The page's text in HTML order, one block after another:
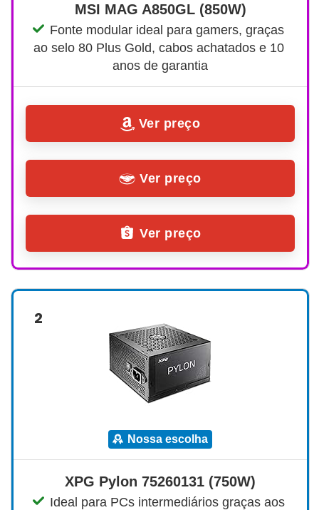
MSI MAG A850GL (850W)
Fonte modular ideal para gamers, graças
ao selo 80 Plus Gold, cabos achatados e 10
anos de garantia
Ver preço
Ver preço
Ver preço
2
nossa escolha
XPG Pylon 75260131 (750W)
Ideal para PCs intermediários graças aos